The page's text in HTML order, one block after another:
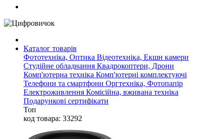
Каталог товарів
Фототехніка, Оптика Відеотехніка, Екшн камери
Студійне обладнання Квадрокоптери, Дрони
Комп'ютерна техніка Комп'ютерні комплектуючі
Телефони та смартфони Оргтехніка, Фотопапір
Електроживлення Комісійна, вживана техніка
Подарункові сертифікати
Топ
код товара: 33292